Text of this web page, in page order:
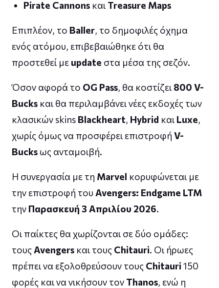
Pirate Cannons και Treasure Maps
Επιπλέον, το Baller, το δημοφιλές όχημα
ενός ατόμου, επιβεβαιώθηκε ότι θα
προστεθεί με update στα μέσα της σεζόν.
Όσον αφορά το OG Pass, θα κοστίζει 800 V-
Bucks και θα περιλαμβάνει νέες εκδοχές των
κλασικών skins Blackheart, Hybrid και Luxe,
χωρίς όμως να προσφέρει επιστροφή V-
Bucks ως ανταμοιβή.
Η συνεργασία με τη Marvel κορυφώνεται με
την επιστροφή του Avengers: Endgame LTM
την Παρασκευή 3 Απριλίου 2026.
Οι παίκτες θα χωρίζονται σε δύο ομάδες:
τουςAvengers και τους Chitauri. Οι ήρωες
πρέπει να εξολοθρεύσουν τους Chitauri 150
φορές και να νικήσουν τον Thanos, ενώ η